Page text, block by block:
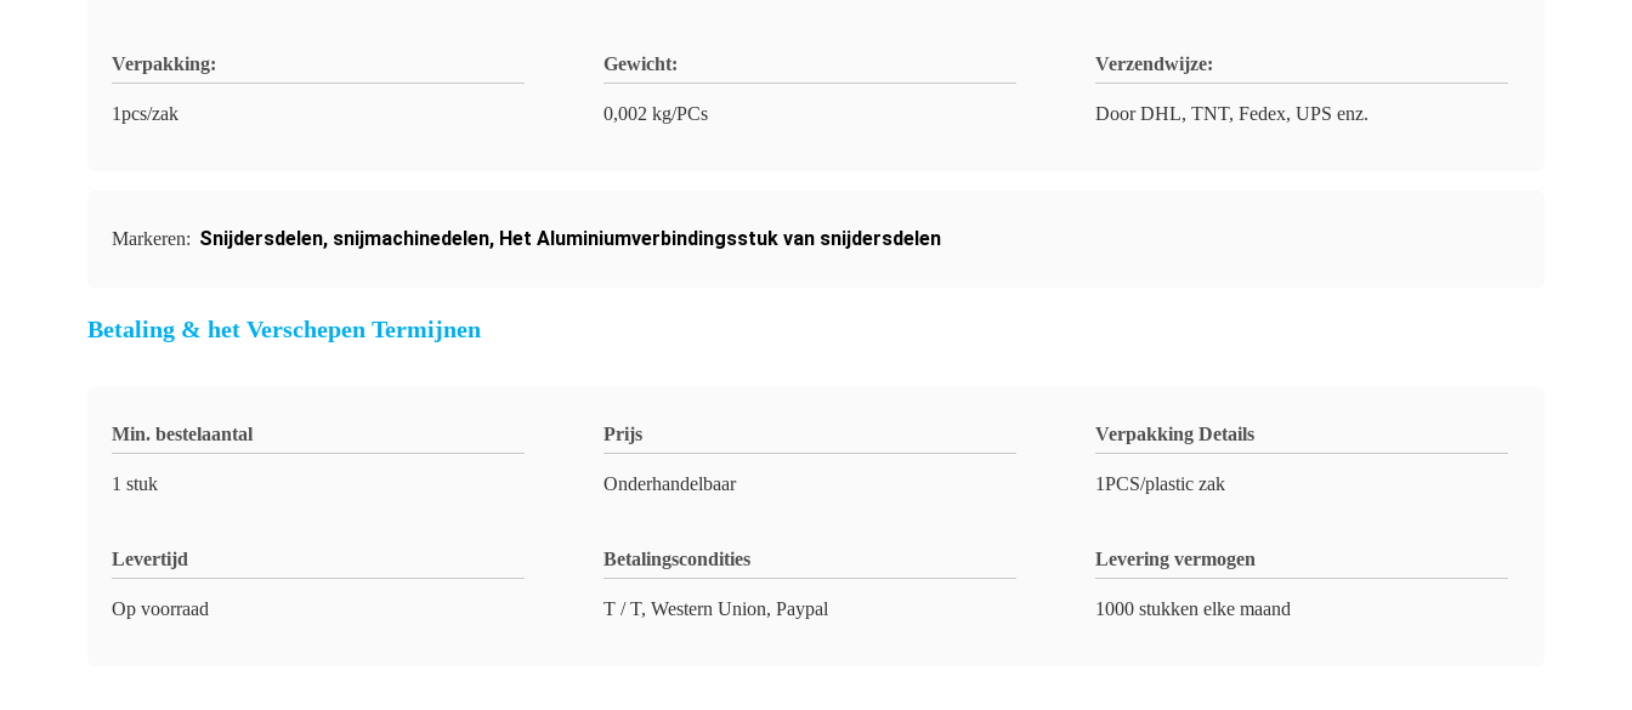
Verpakking:
1pcs/zak
Gewicht:
0,002 kg/PCs
Verzendwijze:
Door DHL, TNT, Fedex, UPS enz.
Markeren: Snijdersdelen, snijmachinedelen, Het Aluminiumverbindingsstuk van snijdersdelen
Betaling & het Verschepen Termijnen
Min. bestelaantal
1 stuk
Prijs
Onderhandelbaar
Verpakking Details
1PCS/plastic zak
Levertijd
Op voorraad
Betalingscondities
T / T, Western Union, Paypal
Levering vermogen
1000 stukken elke maand